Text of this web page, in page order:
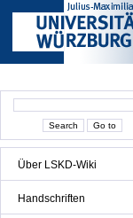
Über LSKD-Wiki
Handschriften